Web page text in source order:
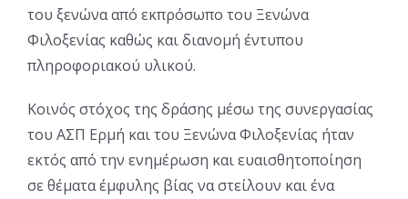
του ξενώνα από εκπρόσωπο του Ξενώνα
Φιλοξενίας καθώς και διανομή έντυπου
πληροφοριακού υλικού.
Κοινός στόχος της δράσης μέσω της συνεργασίας
του ΑΣΠ Ερμή και του Ξενώνα Φιλοξενίας ήταν
εκτός από την ενημέρωση και ευαισθητοποίηση
σε θέματα έμφυλης βίας να στείλουν και ένα